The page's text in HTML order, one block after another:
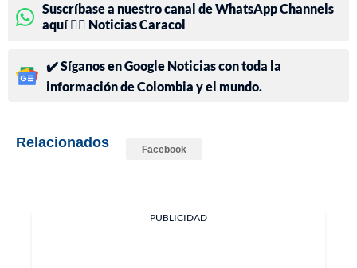
Suscríbase a nuestro canal de WhatsApp Channels
aquí 👉🏻 Noticias Caracol
✔️ Síganos en Google Noticias con toda la
información de Colombia y el mundo.
Relacionados Facebook
PUBLICIDAD